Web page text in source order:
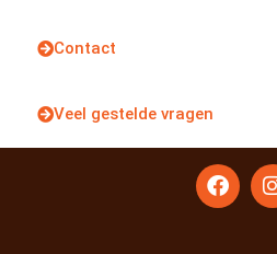
Contact
Veel gestelde vragen